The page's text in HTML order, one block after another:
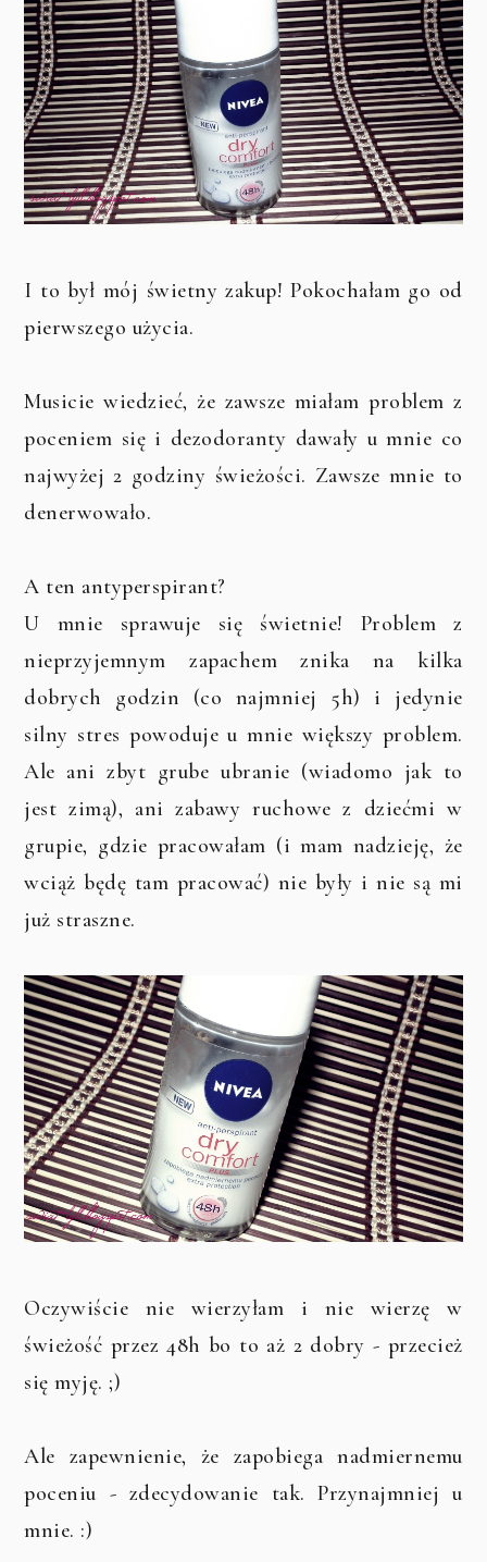
I to był mój świetny zakup! Pokochałam go od
pierwszego użycia.
Musicie wiedzieć, że zawsze miałam problem z
poceniem się i dezodoranty dawały u mnie co
najwyżej 2 godziny świeżości. Zawsze mnie to
denerwowało.
A ten antyperspirant?
U mnie sprawuje się świetnie! Problem z
nieprzyjemnym zapachem znika na kilka
dobrych godzin (co najmniej 5h) i jedynie
silny stres powoduje u mnie większy problem.
Ale ani zbyt grube ubranie (wiadomo jak to
jest zimą), ani zabawy ruchowe z dziećmi w
grupie, gdzie pracowałam (i mam nadzieję, że
wciąż będę tam pracować) nie były i nie są mi
już straszne.
Oczywiście nie wierzyłam i nie wierzę w
świeżość przez 48h bo to aż 2 dobry - przecież
się myję. ;)
Ale zapewnienie, że zapobiega nadmiernemu
poceniu - zdecydowanie tak. Przynajmniej u
mnie. :)